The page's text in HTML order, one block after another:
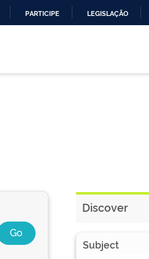
PARTICIPE LEGISLAÇÃO
Discover
Subject